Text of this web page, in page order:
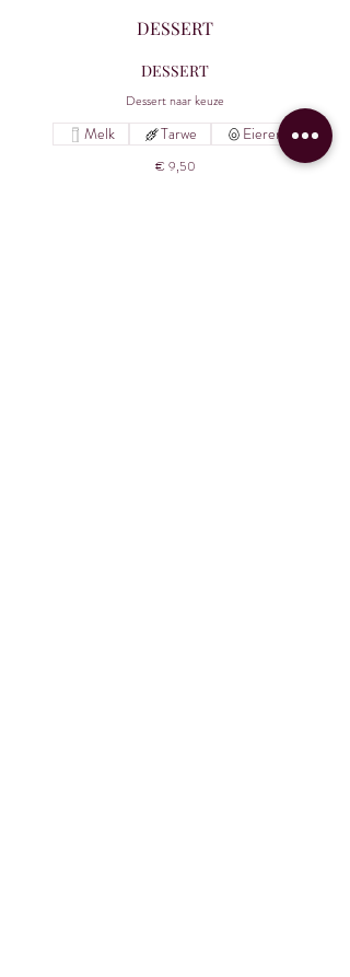
DESSERT
DESSERT
Dessert naar keuze
€ 9,50
Melk Tarwe Eieren